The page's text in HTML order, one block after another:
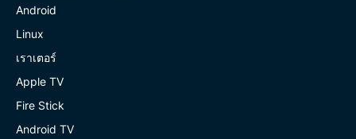
Android
Linux
เราเตอร์
Apple TV
Fire Stick
Android TV